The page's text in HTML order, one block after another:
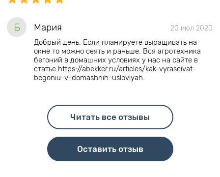
Б Мария 20 июл 2020
Добрый день. Если планируете выращивать на
окне то можно сеять и раньше. Вся агротехника
бегоний в домашних условиях у нас на сайте в
статье https://abekker.ru/articles/kak-vyrascivat-
begoniu-v-domashnih-usloviyah.
Читать все отзывы
Оставить отзыв